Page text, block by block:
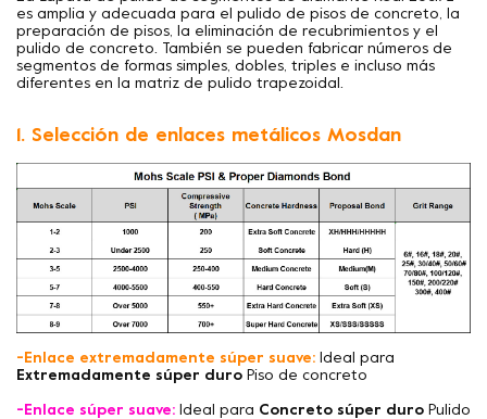
es amplia y adecuada para el pulido de pisos de concreto, la
preparación de pisos, la eliminación de recubrimientos y el
pulido de concreto. También se pueden fabricar números de
segmentos de formas simples, dobles, triples e incluso más
diferentes en la matriz de pulido trapezoidal.
1. Selección de enlaces metálicos Mosdan
-Enlace extremadamente súper suave: Ideal para
Extremadamente súper duro Piso de concreto
-Enlace súper suave: Ideal para Concreto súper duro Pulido